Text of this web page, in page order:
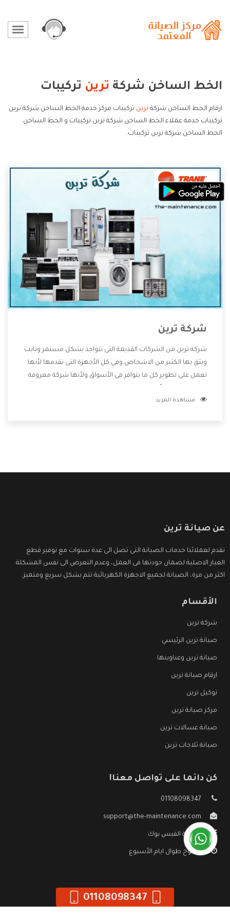
الخط الساخن شركة ترين تركيبات
ارقام الخط الساخن شركة ترين تركيبات مركز خدمة الخط الساخن شركة ترين
تركيبات خدمة عملاء الخط الساخن شركة ترين تركيبات و الخط الساخن
الخط الساخن شركة ترين تركيبات.
شركة ترين
شركة ترين من الشركات القديمة التى تتواجد بشكل مستمر وثابت
ويثق بها الكثير من الاشخاص وفى كل الأجهزة التى تقدمها لأنها
تعمل على تطوير كل ما يتوافر فى الأسواق ولأنها شركة معروفة
للعملاء أقوى العروض والخصومات التى تسهل على المستهلك
مشاهدة المزيد
عن صيانة ترين
نقدم لعملائنا خدمات الصيانة التى تصل الى عدة سنوات مع توفير قطع
الغيار الاصلية لضمان جودتها فى العمل، وعدم التعرض الى نفس المشكلة
اكثر من مرة، الصيانة لجميع الاجهزة الكهربائية تتم بشكل سريع ومتميز.
الأقسام
شركة ترين
صيانة ترين الرئيسي
صيانة ترين وعناوينها
ارقام صيانة ترين
توكيل ترين
مركز صيانة ترين
صيانة غسالات ترين
صيانة ثلاجات ترين
كن دائما على تواصل معنا!
01108098347
support@the-maintenance.com
صفحة الفيس بوك
مفتوح طوال ايام الأسبوع
01108098347